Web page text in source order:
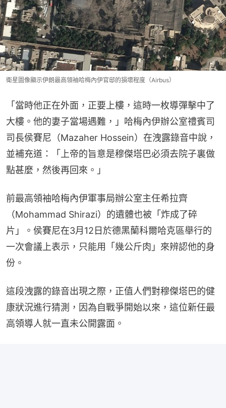
衛星圖像顯示伊朗最高領袖哈梅內伊官邸的損壞程度（Airbus）
「當時他正在外面，正要上樓，這時一枚導彈擊中了
大樓。他的妻子當場遇難，」哈梅內伊辦公室禮賓司
司長侯賽尼（Mazaher Hossein）在洩露錄音中說，
並補充道：「上帝的旨意是穆傑塔巴必須去院子裏做
點甚麼，然後再回來。」
前最高領袖哈梅內伊軍事局辦公室主任希拉齊
（Mohammad Shirazi）的遺體也被「炸成了碎
片」。侯賽尼在3月12日於德黑蘭科爾哈克區舉行的
一次會議上表示，只能用「幾公斤肉」來辨認他的身
份。
這段洩露的錄音出現之際，正值人們對穆傑塔巴的健
康狀況進行猜測，因為自戰爭開始以來，這位新任最
高領導人就一直未公開露面。